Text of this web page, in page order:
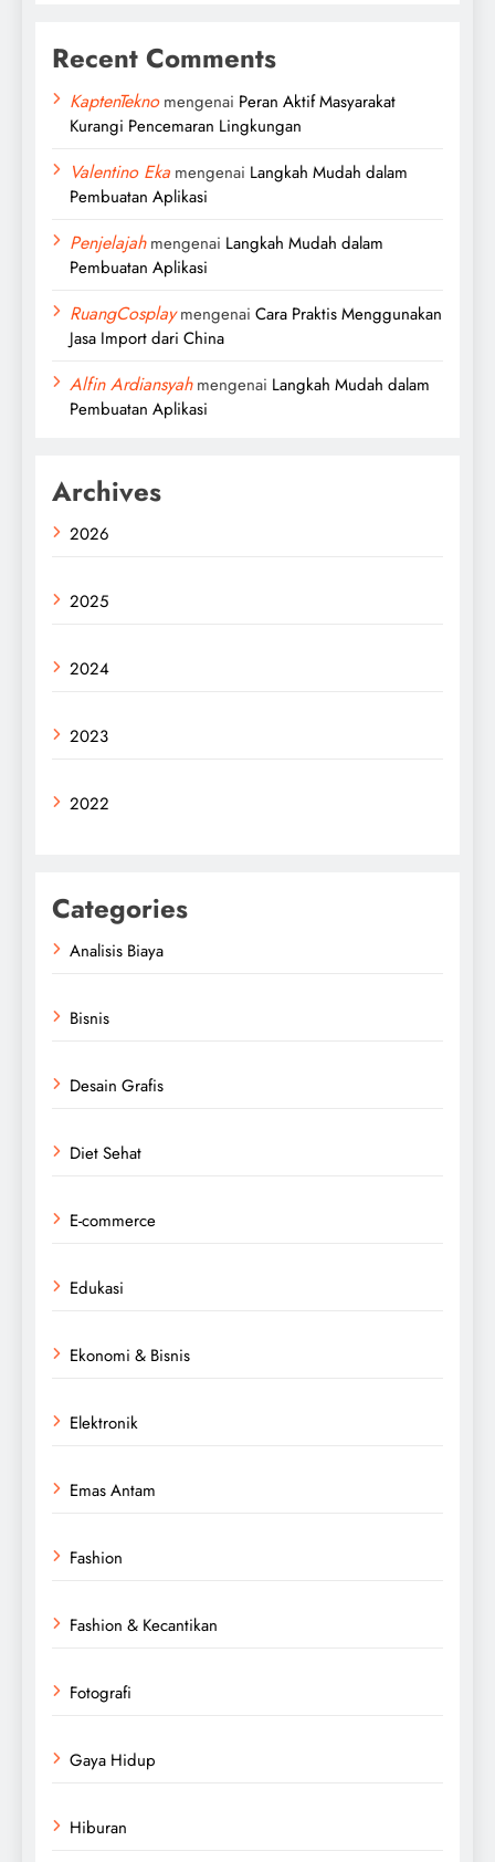
Recent Comments
KaptenTeknomengenai Peran Aktif Masyarakat
Kurangi Pencemaran Lingkungan
Valentino Eka mengenai Langkah Mudah dalam
Pembuatan Aplikasi
Penjelajahmengenai Langkah Mudah dalam
Pembuatan Aplikasi
RuangCosplaymengenai Cara Praktis Menggunakan
Jasa Import dari China
Alfin Ardiansyahmengenai Langkah Mudah dalam
Pembuatan Aplikasi
Archives
2026
2025
2024
2023
2022
Categories
Analisis Biaya
Bisnis
Desain Grafis
Diet Sehat
E-commerce
Edukasi
Ekonomi & Bisnis
Elektronik
Emas Antam
Fashion
Fashion & Kecantikan
Fotografi
Gaya Hidup
Hiburan